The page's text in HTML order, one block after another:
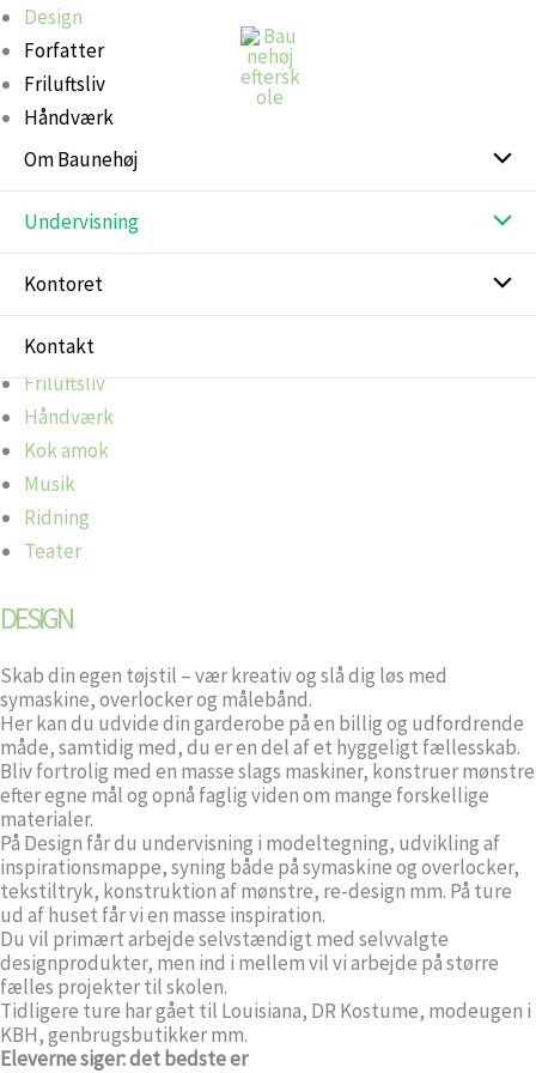
Gå
til
indholdet
Om Baunehøj
Undervisning
Kontoret
Kontakt
Design
Forfatter
Friluftsliv
Håndværk
Kok amok
Ridning
Forfatter
Friluftsliv
Håndværk
Kok amok
Musik
Ridning
Teater
DESIGN
Skab din egen tøjstil – vær kreativ og slå dig løs med
symaskine, overlocker og målebånd.
Her kan du udvide din garderobe på en billig og udfordrende
måde, samtidig med, du er en del af et hyggeligt fællesskab.
Bliv fortrolig med en masse slags maskiner, konstruer mønstre
efter egne mål og opnå faglig viden om mange forskellige
materialer.
På Design får du undervisning i modeltegning, udvikling af
inspirationsmappe, syning både på symaskine og overlocker,
tekstiltryk, konstruktion af mønstre, re-design mm. På ture
ud af huset får vi en masse inspiration.
Du vil primært arbejde selvstændigt med selvvalgte
designprodukter, men ind i mellem vil vi arbejde på større
fælles projekter til skolen.
Tidligere ture har gået til Louisiana, DR Kostume, modeugen i
KBH, genbrugsbutikker mm.
Eleverne siger: det bedste er